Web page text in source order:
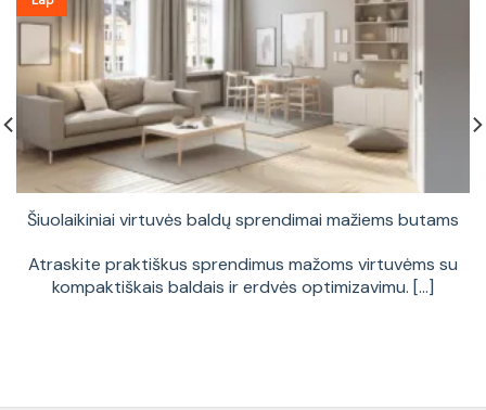
Šiuolaikiniai virtuvės baldų sprendimai mažiems butams
Atraskite praktiškus sprendimus mažoms virtuvėms su
kompaktiškais baldais ir erdvės optimizavimu. [...]